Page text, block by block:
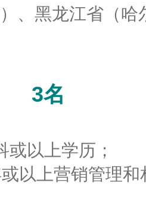
、黑龙江省（
3名
或以上学历；
以上营销管理